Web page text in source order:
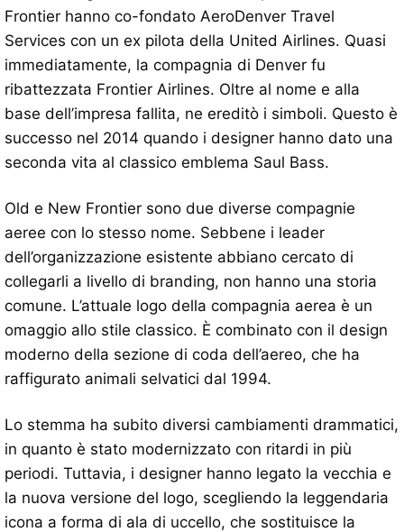
Frontier hanno co-fondato AeroDenver Travel
Services con un ex pilota della United Airlines. Quasi
immediatamente, la compagnia di Denver fu
ribattezzata Frontier Airlines. Oltre al nome e alla
base dell’impresa fallita, ne ereditò i simboli. Questo è
successo nel 2014 quando i designer hanno dato una
seconda vita al classico emblema Saul Bass.
Old e New Frontier sono due diverse compagnie
aeree con lo stesso nome. Sebbene i leader
dell’organizzazione esistente abbiano cercato di
collegarli a livello di branding, non hanno una storia
comune. L’attuale logo della compagnia aerea è un
omaggio allo stile classico. È combinato con il design
moderno della sezione di coda dell’aereo, che ha
raffigurato animali selvatici dal 1994.
Lo stemma ha subito diversi cambiamenti drammatici,
in quanto è stato modernizzato con ritardi in più
periodi. Tuttavia, i designer hanno legato la vecchia e
la nuova versione del logo, scegliendo la leggendaria
icona a forma di ala di uccello, che sostituisce la